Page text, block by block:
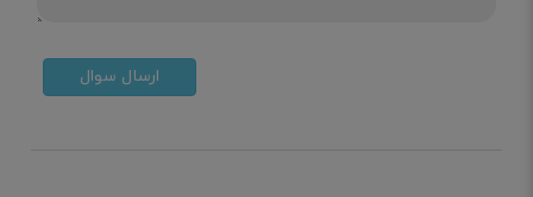
ارسال سوال